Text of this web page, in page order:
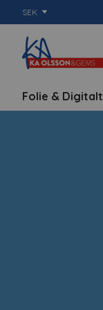
SEK
Folie & Digitalt